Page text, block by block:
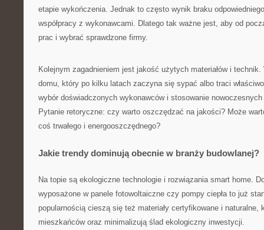
etapie wykończenia. Jednak to często wynik braku
współpracy z wykonawcami. Dlatego tak ważne jest, aby od
prac i wybrać sprawdzone firmy.
Kolejnym zagadnieniem jest jakość użytych materiałów i
domu, który po kilku latach zaczyna się sypać albo traci
wybór doświadczonych wykonawców i stosowanie
Pytanie retoryczne: czy warto oszczędzać na jakości? Może
coś trwałego i energooszczędnego?
Jakie trendy dominują obecnie w branży budowlanej?
Na topie są ekologiczne technologie i rozwiązania smart home.
wyposażone w panele fotowoltaiczne czy pompy ciepła to już
popularnością cieszą się też materiały certyfikowane i naturalne,
mieszkańców oraz minimalizują ślad ekologiczny inwestycji.